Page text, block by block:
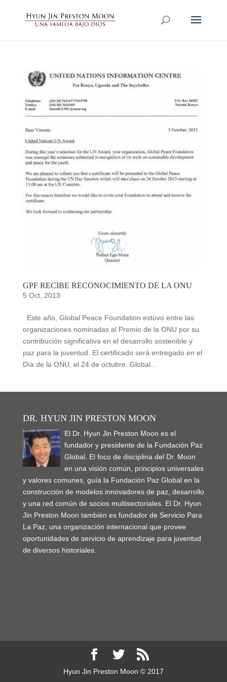
GPF RECIBE RECONOCIMIENTO DE LA ONU
5 Oct, 2013
Este año, Global Peace Foundation estuvo entre las
organizaciones nominadas al Premio de la ONU por su
contribución significativa en el desarrollo sostenible y
paz para la juventud. El certificado será entregado en el
Día de la ONU, el 24 de octubre. Global...
DR. HYUN JIN PRESTON MOON
El Dr. Hyun Jin Preston Moon es el
fundador y presidente de la Fundación Paz
Global. El foco de disciplina del Dr. Moon
en una visión común, principios universales
y valores comunes, guía la Fundación Paz Global en la
construcción de modelos innovadores de paz, desarrollo
y una red común de socios multisectoriales. El Dr. Hyun
Jin Preston Moon también es fundador de Servicio Para
La Paz, una organización internacional que provee
oportunidades de servicio de aprendizaje para juventud
de diversos historiales.
Hyun Jin Preston Moon © 2017